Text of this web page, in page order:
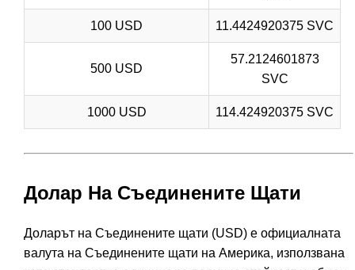
100 USD 11.4424920375 SVC
500 USD
57.2124601873
SVC
1000 USD 114.424920375 SVC
Долар На Съединените Щати
Доларът на Съединените щати (USD) е официалната
валута на Съединените щати на Америка, използвана